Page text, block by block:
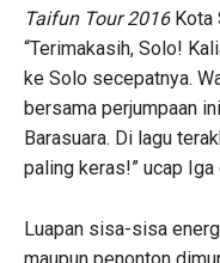
Taifun Tour 2016 Kota
“Terimakasih, Solo!
ke Solo secepatnya.
bersama perjumpaan
Barasuara. Di lagu
paling keras!” ucap
Luapan sisa-sisa
maupun penonton